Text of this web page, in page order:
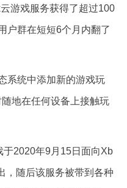
游戏服务获得了超过100
户群在短短6个月内翻了
系统中添加新的游戏玩
地在任何设备上接触玩
于2020年9月15日面向Xb
，随后该服务被带到各种